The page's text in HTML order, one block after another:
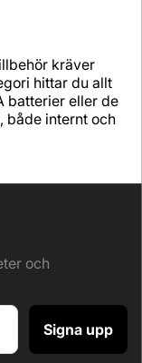
kräver
hittar du allt
batterier eller de
både internt och
och
Signa upp